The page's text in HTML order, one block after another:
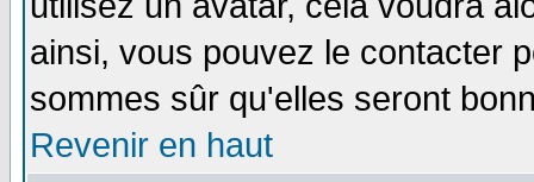
ainsi, vous pouvez le contacter
sommes sûr qu'elles seront
Revenir en haut